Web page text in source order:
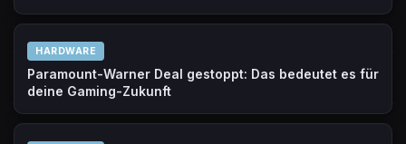
HARDWARE
Paramount-Warner Deal gestoppt: Das bedeutet es für
deine Gaming-Zukunft